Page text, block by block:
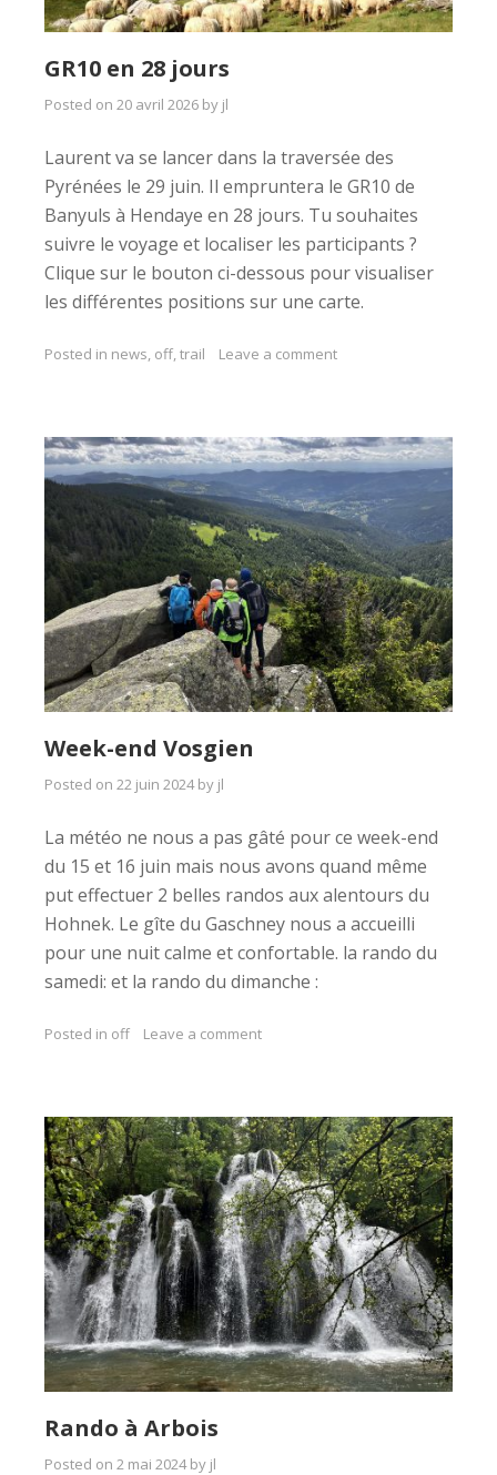
GR10 en 28 jours
Posted on 20 avril 2026 by jl
Laurent va se lancer dans la traversée des
Pyrénées le 29 juin. Il empruntera le GR10 de
Banyuls à Hendaye en 28 jours. Tu souhaites
suivre le voyage et localiser les participants ?
Clique sur le bouton ci-dessous pour visualiser
les différentes positions sur une carte.
Posted in news, off,trail Leave a comment
Week-end Vosgien
Posted on 22 juin 2024by jl
La météo ne nous a pas gâté pour ce week-end
du 15 et 16 juin mais nous avons quand même
put effectuer 2 belles randos aux alentours du
Hohnek. Le gîte du Gaschney nous a accueilli
pour une nuit calme et confortable. la rando du
samedi: et la rando du dimanche :
Posted in off Leave a comment
Rando à Arbois
Posted on 2 mai 2024by jl